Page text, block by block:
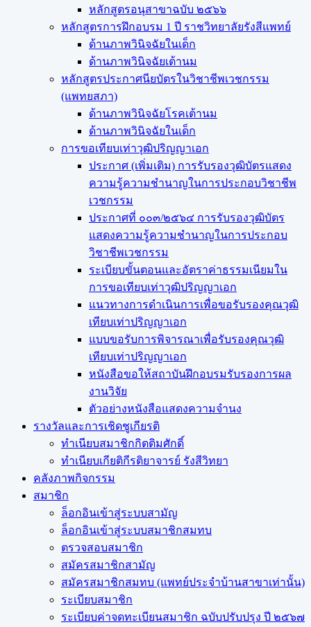
หลักสูตรอนุสาขาฉบับ ๒๕๖๖
หลักสูตรการฝึกอบรม 1 ปี ราชวิทยาลัยรังสีแพทย์
ด้านภาพวินิจฉัยในเด็ก
ด้านภาพวินิจฉัยเต้านม
หลักสูตรประกาศนียบัตรในวิชาชีพเวชกรรม
(แพทยสภา)
ด้านภาพวินิจฉัยโรคเต้านม
ด้านภาพวินิจฉัยในเด็ก
การขอเทียบเท่า​วุฒิปริญญา​เอก
ประกาศ (เพิ่มเติม) การรับรองวุฒิบัตรแสดง
ความรู้ความชำนาญในการประกอบวิชาชีพ
เวชกรรม
ประกาศที่ ๐๐๓/๒๕๖๔ การรับรองวุฒิบัตร
แสดงความรู้ความชำนาญในการประกอบ
วิชาชีพเวชกรรม
ระเบียบขั้นตอนและอัตราค่าธรรมเนียมใน
การขอเทียบเท่าวุฒิปริญญาเอก
แนวทางการดำเนินการเพื่อขอรับรองคุณวุฒิ
เทียบเท่าปริญญาเอก
แบบขอรับการพิจารณาเพื่อรับรองคุณวุฒิ
เทียบเท่าปริญญาเอก
หนังสือขอให้สถาบันฝึกอบรมรับรองการผล
งานวิจัย
ตัวอย่างหนังสือแสดงความจำนง
รางวัลและการเชิดชูเกียรติ
ทำเนียบสมาชิกกิตติมศักดิ์
ทำเนียบเกียติกีรติยาจารย์ รังสีวิทยา
คลังภาพกิจกรรม
สมาชิก
ล็อกอินเข้าสู่ระบบสามัญ
ล็อกอินเข้าสู่ระบบสมาชิกสมทบ
ตรวจสอบสมาชิก
สมัครสมาชิกสามัญ
สมัครสมาชิกสมทบ (แพทย์ประจำบ้านสาขาเท่านั้น)
ระเบียบสมาชิก
ระเบียบค่าจดทะเบียนสมาชิก ฉบับปรับปรุง ปี ๒๕๖๗